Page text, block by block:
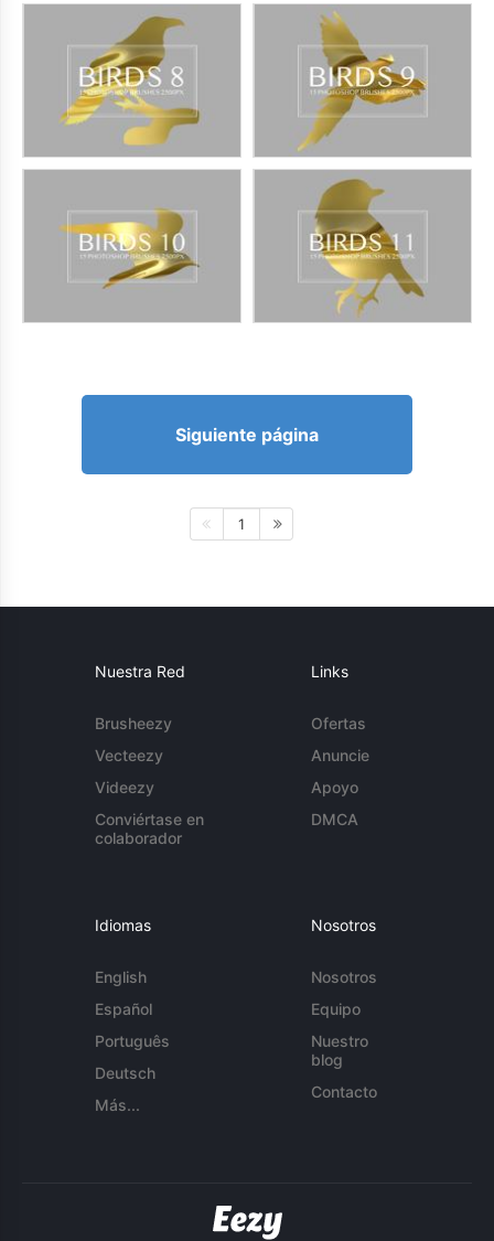
Siguiente página
1
Nuestra Red
Brusheezy
Vecteezy
Videezy
Conviértase en
colaborador
Links
Ofertas
Anuncie
Apoyo
DMCA
Idiomas
English
Español
Português
Deutsch
Más...
Nosotros
Nosotros
Equipo
Nuestro
blog
Contacto